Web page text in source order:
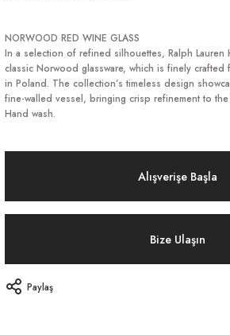
NORWOOD RED WINE GLASS
In a selection of refined silhouettes, Ralph
classic Norwood glassware, which is finely crafted
in Poland. The collection’s timeless design
fine-walled vessel, bringing crisp refinement to the
Hand wash.
Alışverişe Başla
Bize Ulaşın
Paylaş